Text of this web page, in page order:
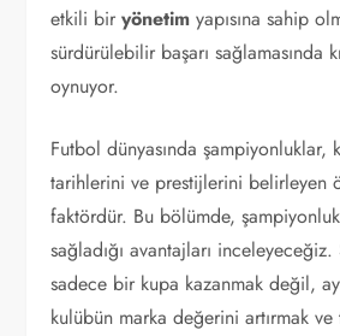
etkili biryönetim yapısına sahip
sürdürülebilir başarı sağlamasında
oynuyor.
Futbol dünyasında şampiyonluklar,
tarihlerini ve prestijlerini belirleyen
faktördür. Bu bölümde,
sağladığı avantajları
sadece bir kupa kazanmak değil,
kulübün marka değerini artırmak